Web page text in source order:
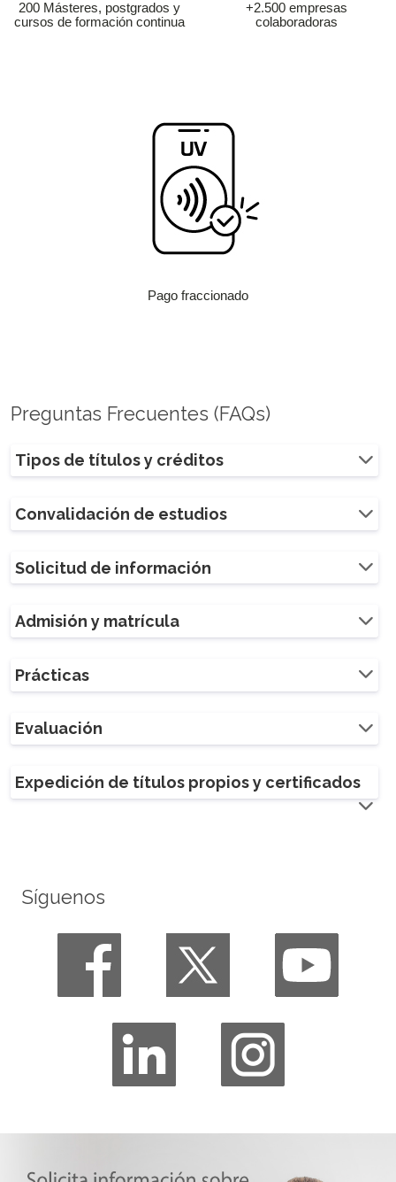
200 Másteres, postgrados y
cursos de formación continua
+2.500 empresas
colaboradoras
Pago fraccionado
Preguntas Frecuentes (FAQs)
Tipos de títulos y créditos
Convalidación de estudios
Solicitud de información
Admisión y matrícula
Prácticas
Evaluación
Expedición de títulos propios y certificados
Síguenos